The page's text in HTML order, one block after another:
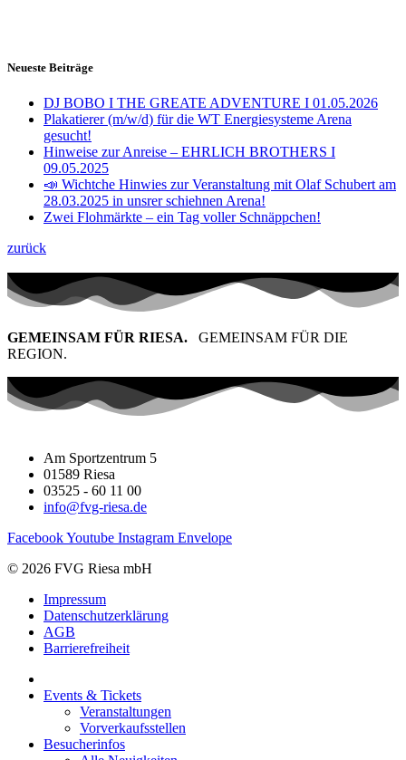
Neueste Beiträge
DJ BOBO I THE GREATE ADVENTURE I 01.05.2026
Plakatierer (m/w/d) für die WT Energiesysteme Arena
gesucht!
Hinweise zur Anreise – EHRLICH BROTHERS I
09.05.2025
📣 Wichtche Hinwies zur Veranstaltung mit Olaf Schubert am
28.03.2025 in unsrer schiehnen Arena!
Zwei Flohmärkte – ein Tag voller Schnäppchen!
zurück
GEMEINSAM FÜR RIESA. GEMEINSAM FÜR DIE
REGION.
Am Sportzentrum 5
01589 Riesa
03525 - 60 11 00
info@fvg-riesa.de
FacebookYoutube Instagram Envelope
© 2026 FVG Riesa mbH
Impressum
Datenschutzerklärung
AGB
Barrierefreiheit
Events & Tickets
Veranstaltungen
Vorverkaufsstellen
Besucherinfos